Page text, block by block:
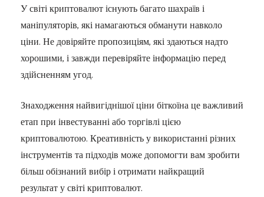
У світі криптовалют існують багато шахраїв і
маніпуляторів, які намагаються обманути навколо
ціни. Не довіряйте пропозиціям, які здаються надто
хорошими, і завжди перевіряйте інформацію перед
здійсненням угод.
Знаходження найвигіднішої ціни біткоїна це важливий
етап при інвестуванні або торгівлі цією
криптовалютою. Креативність у використанні різних
інструментів та підходів може допомогти вам зробити
більш обізнаний вибір і отримати найкращий
результат у світі криптовалют.